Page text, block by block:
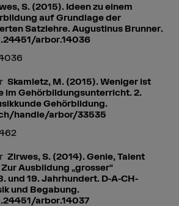
S. (2015). Ideen zu einem
auf Grundlage der
Satzlehre. Augustinus Brunner.
arbor.14036
Skamletz, M. (2015). Weniger ist
im Gehörbildungsunterricht. 2.
Gehörbildung.
handle/arbor/33535
Zirwes, S. (2014). Genie, Talent
Ausbildung „grosser“
und 19. Jahrhundert. D-A-CH-
und Begabung.
arbor.14037